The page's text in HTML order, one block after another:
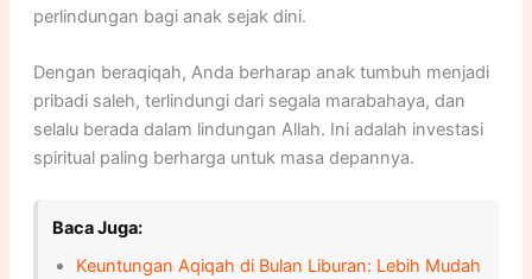
perlindungan bagi anak sejak dini.
Dengan beraqiqah, Anda berharap anak tumbuh menjadi
pribadi saleh, terlindungi dari segala marabahaya, dan
selalu berada dalam lindungan Allah. Ini adalah investasi
spiritual paling berharga untuk masa depannya.
Baca Juga:
Keuntungan Aqiqah di Bulan Liburan: Lebih Mudah